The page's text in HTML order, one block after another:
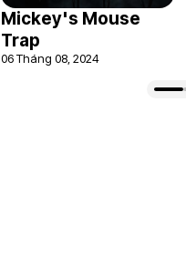
Mickey's Mouse
Trap
06 Tháng 08, 2024